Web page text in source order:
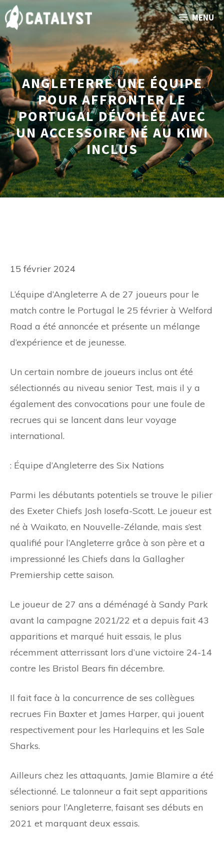
Aller
au
contenu
MENU
ANGLETERRE UNE ÉQUIPE
POUR AFFRONTER LE
PORTUGAL DÉVOILÉE AVEC
UN ACCESSOIRE NÉ AU KIWI
INCLUS
15 février 2024
L’équipe d’Angleterre A de 27 joueurs pour le
match contre le Portugal le 25 février à Welford
Road a été annoncée et présente un mélange
d’expérience et de jeunesse.
Un certain nombre de joueurs inclus ont été
sélectionnés au niveau senior Test, mais il y a
également des convocations pour une foule de
recrues qui se lancent dans leur voyage
international.
: Équipe d’Angleterre des Six Nations
Parmi les débutants potentiels se trouve le pilier
des Exeter Chiefs Josh Iosefa-Scott. Le joueur est
né à Waikato, en Nouvelle-Zélande, mais s’est
qualifié pour l’Angleterre grâce à son père et a
impressionné les Chiefs dans la Gallagher
Premiership cette saison.
Le joueur de 27 ans a déménagé à Sandy Park
avant la campagne 2021/22 et a depuis fait 43
apparitions et marqué huit essais, le plus
récemment atterrissant lors d’une victoire 24-14
contre les Bristol Bears fin décembre.
Il fait face à la concurrence de ses collègues
recrues Fin Baxter et James Harper, qui jouent
respectivement pour les Harlequins et les Sale
Sharks.
Ailleurs chez les attaquants, Jamie Blamire a été
sélectionné. Le talonneur a fait sept apparitions
seniors pour l’Angleterre, faisant ses débuts en
2021 et marquant deux essais.